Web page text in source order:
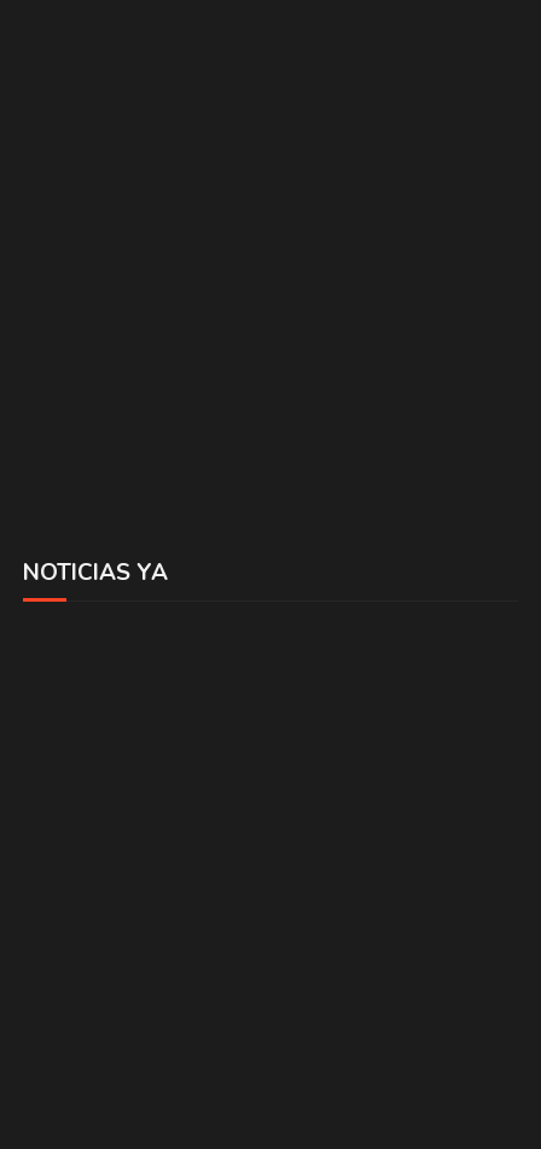
NOTICIAS YA